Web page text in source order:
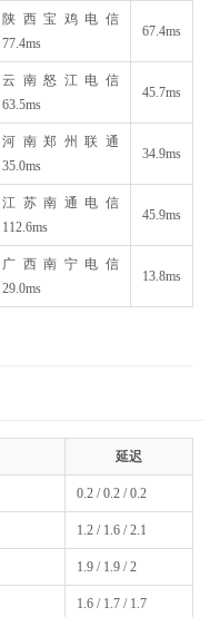
陕西宝鸡电信
77.4ms
67.4ms
云南怒江电信
63.5ms
45.7ms
河南郑州联通
35.0ms
34.9ms
江苏南通电信
112.6ms
45.9ms
广西南宁电信
29.0ms
13.8ms
延迟
0.2 / 0.2 / 0.2
1.2 / 1.6 / 2.1
1.9 / 1.9 / 2
1.6 / 1.7 / 1.7